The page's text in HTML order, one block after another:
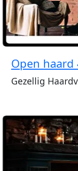
Open haard
Gezellig